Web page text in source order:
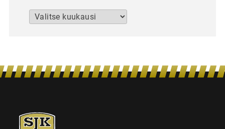
Arkistot
SJK-